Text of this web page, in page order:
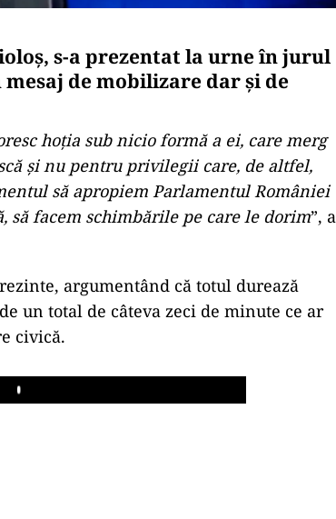
s-a prezentat la urne în jurul
de mobilizare dar și de
hoția sub nicio formă a ei, care merg
și nu pentru privilegii care, de altfel,
să apropiem Parlamentul României
să facem schimbările pe care le dorim”, a
argumentând că totul durează
un total de câteva zeci de minute ce ar
civică.
Play